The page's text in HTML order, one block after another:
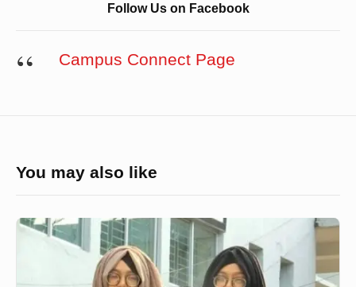
Follow Us on Facebook
Campus Connect Page
You may also like
নামে